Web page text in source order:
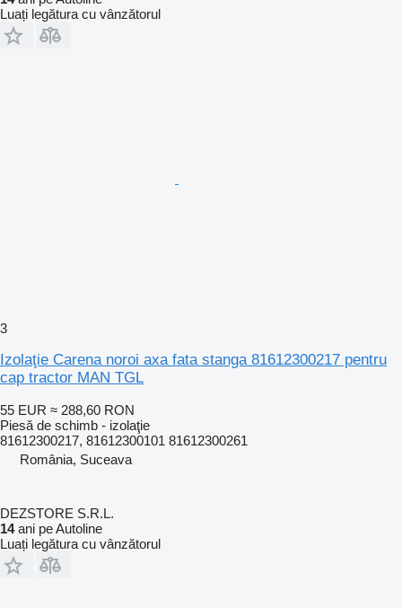
Luați legătura cu vânzătorul
3
Izolaţie Carena noroi axa fata stanga 81612300217 pentru
cap tractor MAN TGL
55 EUR ≈ 288,60 RON
Piesă de schimb - izolaţie
81612300217, 81612300101 81612300261
România, Suceava
DEZSTORE S.R.L.
14ani pe Autoline
Luați legătura cu vânzătorul